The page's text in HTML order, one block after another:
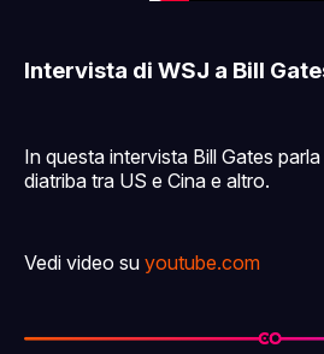
Intervista di WSJ a Bill
In questa intervista Bill Gates
diatriba tra US e Cina e altro.
Vedi video su youtube.com